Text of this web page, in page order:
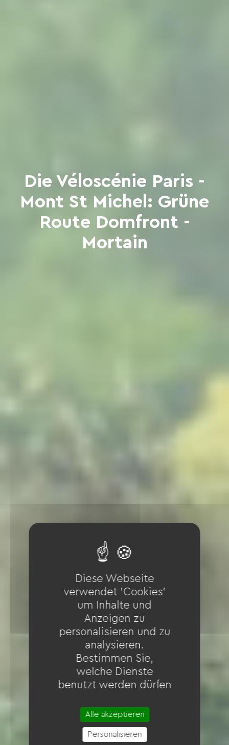
Die Véloscénie Paris -
Mont St Michel: Grüne
Route Domfront -
Mortain
Diese Webseite
verwendet 'Cookies'
um Inhalte und
Anzeigen zu
personalisieren und zu
analysieren.
Bestimmen Sie,
welche Dienste
benutzt werden dürfen
Alle akzeptieren
Personalisieren